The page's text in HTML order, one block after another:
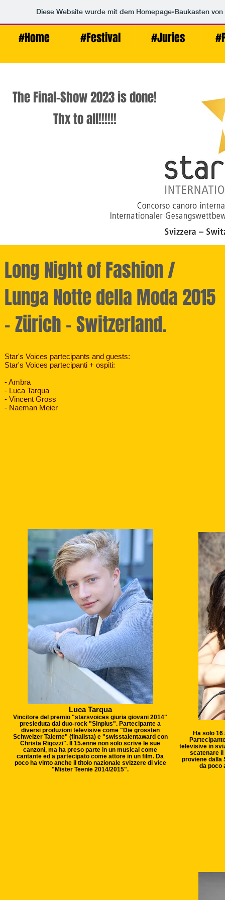
Diese Website wurde mit dem Homepage-Baukasten von
#Home #Festival #Juries
#Home #Festival #Juries #Partner
The Final-Show 2023 is done!
Thx to all!!!!!!
Long Night ofFashion /
Lunga Notte della Moda 2015
- Zürich - Switzerland.
Star's Voices partecipants and guests:
Star's Voices partecipanti + ospiti:
- Ambra
- Luca Tarqua
- Vincent Gross
- Naeman Meier
Luca Tarqua
Vincitore del premio "starsvoices giuria giovani 2014"
presieduta dal duo-rock "Sinplus". Partecipante a
diversi produzioni televisive come "Die grössten
Schweizer Talente" (finalista) e "swisstalentaward con
Christa Rigozzi". Il 15.enne non solo scrive le sue
canzoni, ma ha preso parte in un musical come
cantante ed a partecipato come attore in un film. Da
poco ha vinto anche il titolo nazionale svizzere di vice
"Mister Teenie 2014/2015".
Ha solo 16
televisive in
scatenare il
proviene dalla
da poco